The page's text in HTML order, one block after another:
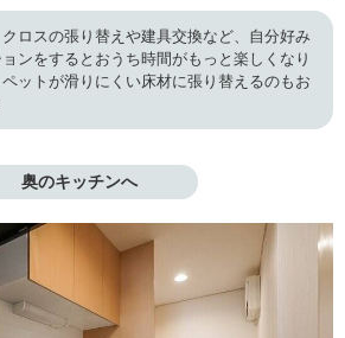
ロスの張り替えや建具交換など、自分好み
ンをするとおうち時間がもっと楽しくなり
ットが滑りにくい床材に張り替えるのもお
奥のキッチンへ